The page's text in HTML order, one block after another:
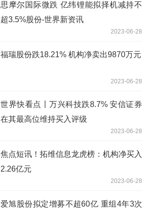
思摩尔国际微跌 亿纬锂能拟择机减持不
超3.5%股份-世界新资讯
2023-06-28
福瑞股份跌18.21% 机构净卖出9870万元
2023-06-28
世界快看点丨万兴科技跌8.7% 安信证券
在其最高位维持买入评级
2023-06-28
焦点短讯！拓维信息龙虎榜：机构净买入
2.26亿元
2023-06-28
爱旭股份拟定增募不超60亿 重组4年3次